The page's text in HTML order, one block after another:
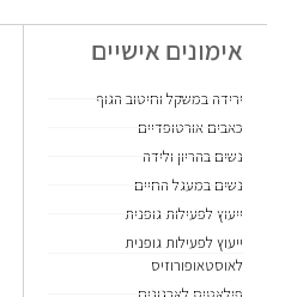
אימונים אישיים
ירידה במשקל וחיטוב הגוף
כאבים אורטופדיים
נשים בהריון ולידה
נשים במעגל החיים
ייעוץ לפעילות גופנית
ייעוץ לפעילות גופנית
לאוסטאופורוזיס